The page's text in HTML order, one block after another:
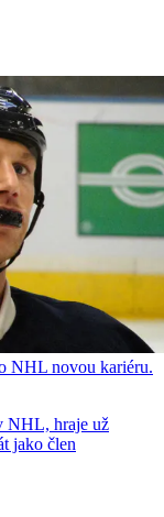
NHL novou kariéru.
NHL, hraje už
jako člen